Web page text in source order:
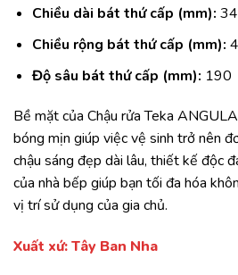
Chiều dài bát thứ cấp (mm):
Chiều rộng bát thứ cấp (mm):
Độ sâu bát thứ cấp (mm): 190
Bề mặt của Chậu rửa Teka
bóng mịn giúp việc vệ sinh trở nên
chậu sáng đẹp dài lâu, thiết kế độc
của nhà bếp giúp bạn tối đa hóa
vị trí sử dụng của gia chủ.
Xuất xứ: Tây Ban Nha